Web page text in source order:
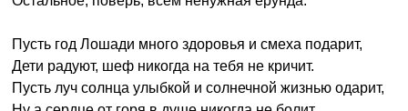
Пусть год Лошади много здоровья и смеха подарит,
Дети радуют, шеф никогда на тебя не кричит.
Пусть луч солнца улыбкой и солнечной жизнью одарит,